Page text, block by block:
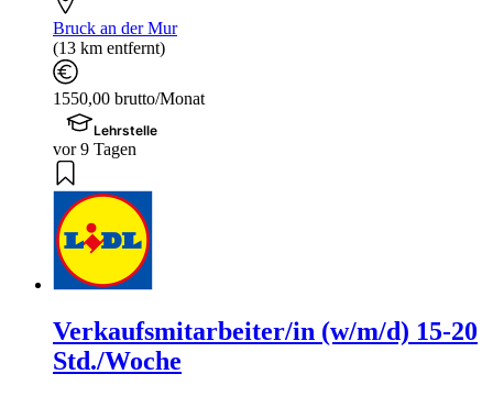
Bruck an der Mur
(13 km entfernt)
1550,00 brutto/Monat
Lehrstelle
vor 9 Tagen
Verkaufsmitarbeiter/in (w/m/d) 15-20
Std./Woche